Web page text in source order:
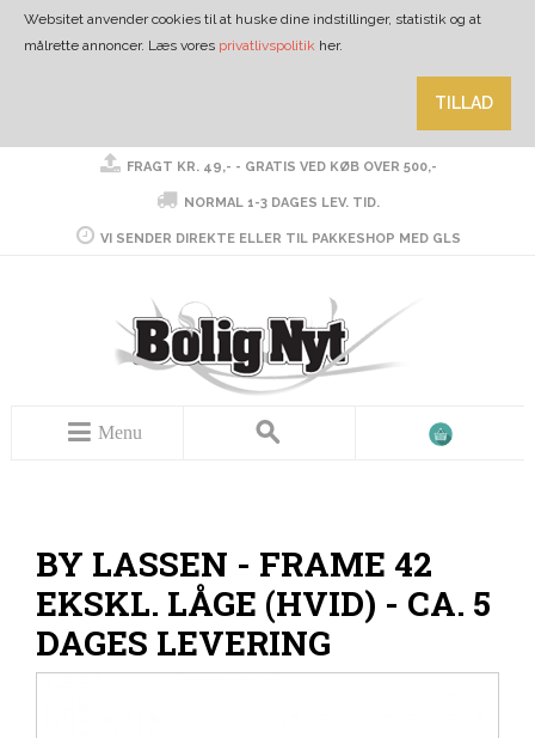
Websitet anvender cookies til at huske dine indstillinger, statistik og at
målrette annoncer. Læs vores privatlivspolitik her.
TILLAD
FRAGT KR. 49,- - GRATIS VED KØB OVER 500,-
NORMAL 1-3 DAGES LEV. TID.
VI SENDER DIREKTE ELLER TIL PAKKESHOP MED GLS
Menu
BY LASSEN - FRAME 42
EKSKL. LÅGE (HVID) - CA. 5
DAGES LEVERING